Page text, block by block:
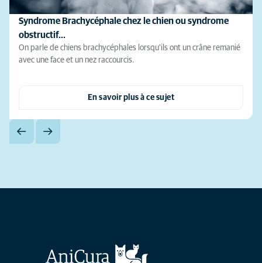
Syndrome Brachycéphale chez le chien ou syndrome
obstructif…
On parle de chiens brachycéphales lorsqu'ils ont un crâne remanié
avec une face et un nez raccourcis.
En savoir plus à ce sujet